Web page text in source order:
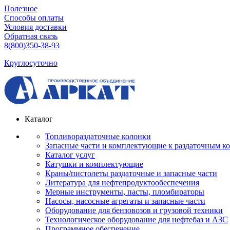
Полезное
Способы оплаты
Условия доставки
Обратная связь
8(800)350-38-93
Круглосуточно
Каталог
Топливораздаточные колонки
Запасные части и комплектующие к раздаточным
Каталог услуг
Катушки и комплектующие
Краны/пистолеты раздаточные и запасные части
Литература для нефтепродуктообеспечения
Мерные инструменты, пасты, пломбираторы
Насосы, насосные агрегаты и запасные части
Оборудование для бензовозов и грузовой техники
Технологическое оборудование для нефтебаз и АЗС